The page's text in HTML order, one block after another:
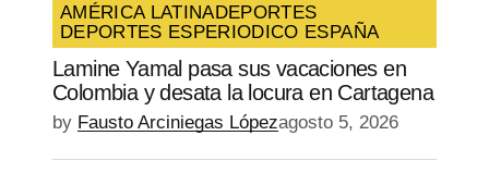
AMÉRICA LATINADEPORTES
DEPORTES ESPERIODICO ESPAÑA
Lamine Yamal pasa sus vacaciones en
Colombia y desata la locura en Cartagena
by Fausto Arciniegas Lópezagosto 5, 2026